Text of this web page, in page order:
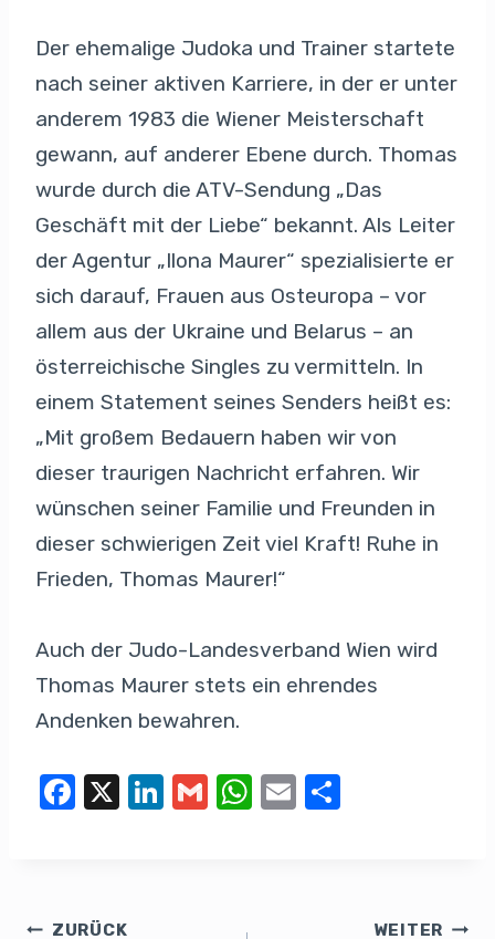
Der ehemalige Judoka und Trainer startete
nach seiner aktiven Karriere, in der er unter
anderem 1983 die Wiener Meisterschaft
gewann, auf anderer Ebene durch. Thomas
wurde durch die ATV-Sendung „Das
Geschäft mit der Liebe“ bekannt. Als Leiter
der Agentur „Ilona Maurer“ spezialisierte er
sich darauf, Frauen aus Osteuropa – vor
allem aus der Ukraine und Belarus – an
österreichische Singles zu vermitteln. In
einem Statement seines Senders heißt es:
„Mit großem Bedauern haben wir von
dieser traurigen Nachricht erfahren. Wir
wünschen seiner Familie und Freunden in
dieser schwierigen Zeit viel Kraft! Ruhe in
Frieden, Thomas Maurer!“
Auch der Judo-Landesverband Wien wird
Thomas Maurer stets ein ehrendes
Andenken bewahren.
F
X
Li
G
W E
ZURÜCK WEITER